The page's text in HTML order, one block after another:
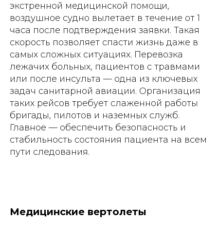
экстренной медицинской помощи,
воздушное судно вылетает в течение от 1
часа после подтверждения заявки. Такая
скорость позволяет спасти жизнь даже в
самых сложных ситуациях. Перевозка
лежачих больных, пациентов с травмами
или после инсульта — одна из ключевых
задач санитарной авиации. Организация
таких рейсов требует слаженной работы
бригады, пилотов и наземных служб.
Главное — обеспечить безопасность и
стабильность состояния пациента на всем
пути следования.
Медицинские вертолеты